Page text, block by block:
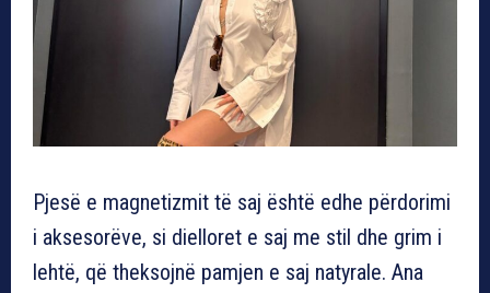
Pjesë e magnetizmit të saj është edhe përdorimi
i aksesorëve, si dielloret e saj me stil dhe grim i
lehtë, që theksojnë pamjen e saj natyrale. Ana